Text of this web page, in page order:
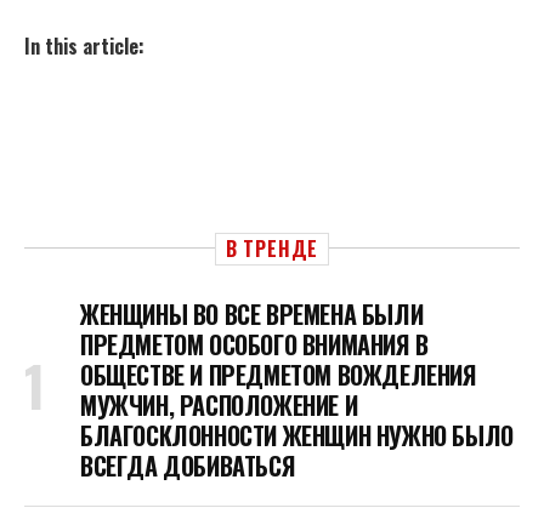
In this article:
В ТРЕНДЕ
ЖЕНЩИНЫ ВО ВСЕ ВРЕМЕНА БЫЛИ
ПРЕДМЕТОМ ОСОБОГО ВНИМАНИЯ В
ОБЩЕСТВЕ И ПРЕДМЕТОМ ВОЖДЕЛЕНИЯ
МУЖЧИН, РАСПОЛОЖЕНИЕ И
БЛАГОСКЛОННОСТИ ЖЕНЩИН НУЖНО БЫЛО
ВСЕГДА ДОБИВАТЬСЯ